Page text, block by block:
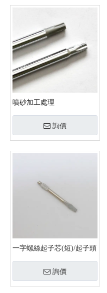
噴砂加工處理
詢價
一字螺絲起子芯(短)/起子頭
詢價